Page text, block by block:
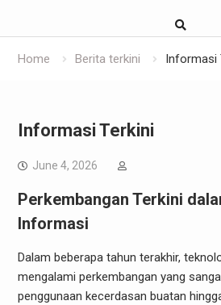
Home Berita terkini Informasi
Informasi Terkini
June 4, 2026
Perkembangan Terkini
Informasi
Dalam beberapa tahun terakhir,
mengalami perkembangan yang
penggunaan kecerdasan buatan